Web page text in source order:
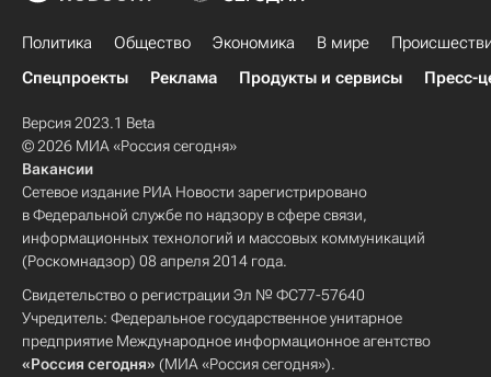
Политика Общество Экономика В мире
Спецпроекты
Реклама Продукты и сервисы Пресс-
Версия 2023.1 Beta
© 2026 МИА «Россия сегодня»
Вакансии
Сетевое издание РИА Новости зарегистрировано
в Федеральной службе по надзору в сфере связи,
информационных технологий и массовых коммуникаций
(Роскомнадзор) 08 апреля 2014 года.
Свидетельство о регистрации Эл № ФС77-57640
Учредитель: Федеральное государственное унитарное
предприятие Международное информационное агентство
«Россия сегодня» (МИА «Россия сегодня»).